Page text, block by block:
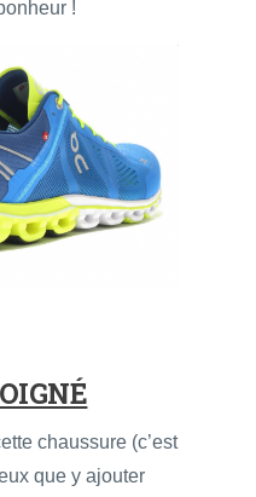
!
chaussure (c’est
que y ajouter